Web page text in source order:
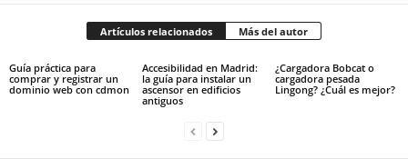
Artículos relacionados Más del autor
Guía práctica para
comprar y registrar un
dominio web con cdmon
Accesibilidad en Madrid:
la guía para instalar un
ascensor en edificios
antiguos
¿Cargadora Bobcat o
cargadora pesada
Lingong? ¿Cuál es mejor?